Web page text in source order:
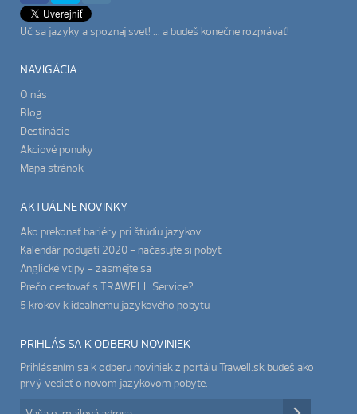
Uč sa jazyky a spoznaj svet! ... a budeš konečne rozprávať!
NAVIGÁCIA
O nás
Blog
Destinácie
Akciové ponuky
Mapa stránok
AKTUÁLNE NOVINKY
Ako prekonať bariéry pri štúdiu jazykov
Kalendár podujatí 2020 - načasujte si pobyt
Anglické vtipy - zasmejte sa
Prečo cestovať s TRAWELL Service?
5 krokov k ideálnemu jazykového pobytu
PRIHLÁS SA K ODBERU NOVINIEK
Prihlásením sa k odberu noviniek z portálu Trawell.sk budeš ako
prvý vedieť o novom jazykovom pobyte.